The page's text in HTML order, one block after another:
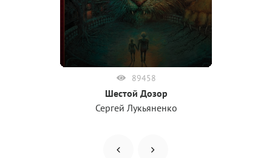
89458
Шестой Дозор
Сергей Лукьяненко